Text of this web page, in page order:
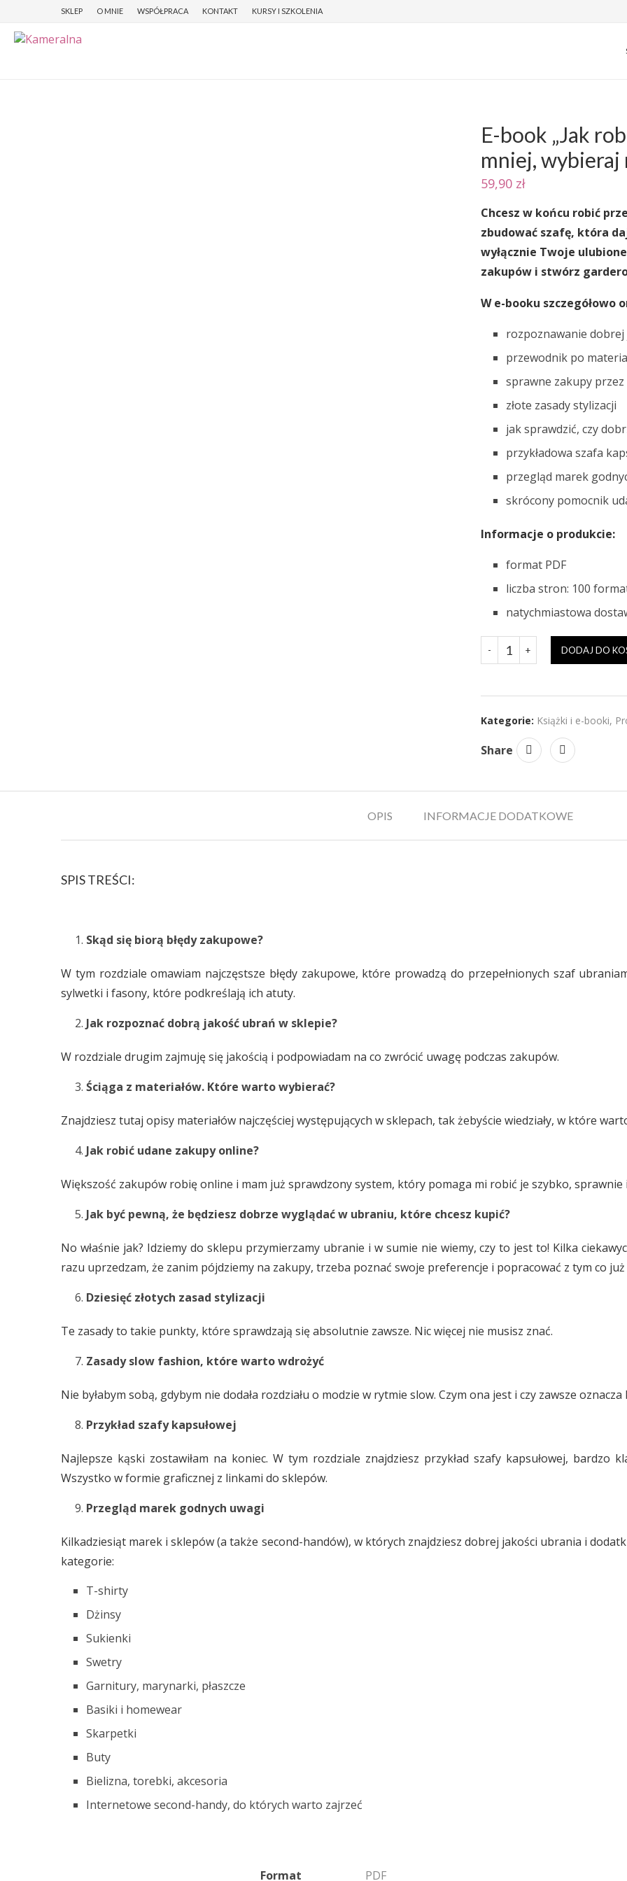
SKLEP O MNIE WSPÓŁPRACA KONTAKT KURSY I SZKOLENIA
E-book „Jak
mniej, wybieraj
59,90 zł
Chcesz w końcu robić
zbudować szafę, która
wyłącznie Twoje
zakupów i stwórz
W e-booku
rozpoznawanie
przewodnik po
sprawne zakupy
złote zasady stylizacji
jak sprawdzić, czy
przykładowa szafa
przegląd marek
skrócony pomocnik
Informacje o produkcie:
format PDF
liczba stron: 100
natychmiastowa
DODAJ DO
Kategorie: Książki i e-booki,
Share
OPIS INFORMACJE DODATKOWE
SPIS TREŚCI:
Skąd się biorą błędy zakupowe?
W tym rozdziale omawiam najczęstsze błędy zakupowe, które prowadzą do przepełnionych szaf
sylwetki i fasony, które podkreślają ich atuty.
Jak rozpoznać dobrą jakość ubrań w sklepie?
W rozdziale drugim zajmuję się jakością i podpowiadam na co zwrócić uwagę podczas zakupów.
Ściąga z materiałów. Które warto wybierać?
Znajdziesz tutaj opisy materiałów najczęściej występujących w sklepach, tak żebyście wiedziały, w które
Jak robić udane zakupy online?
Większość zakupów robię online i mam już sprawdzony system, który pomaga mi robić je szybko, sprawnie
Jak być pewną, że będziesz dobrze wyglądać w ubraniu, które chcesz kupić?
No właśnie jak? Idziemy do sklepu przymierzamy ubranie i w sumie nie wiemy, czy to jest to! Kilka
razu uprzedzam, że zanim pójdziemy na zakupy, trzeba poznać swoje preferencje i popracować z tym co już
Dziesięć złotych zasad stylizacji
Te zasady to takie punkty, które sprawdzają się absolutnie zawsze. Nic więcej nie musisz znać.
Zasady slow fashion, które warto wdrożyć
Nie byłabym sobą, gdybym nie dodała rozdziału o modzie w rytmie slow. Czym ona jest i czy zawsze
Przykład szafy kapsułowej
Najlepsze kąski zostawiłam na koniec. W tym rozdziale znajdziesz przykład szafy kapsułowej, bardzo
Wszystko w formie graficznej z linkami do sklepów.
Przegląd marek godnych uwagi
Kilkadziesiąt marek i sklepów (a także second-handów), w których znajdziesz dobrej jakości ubrania i
kategorie:
T-shirty
Dżinsy
Sukienki
Swetry
Garnitury, marynarki, płaszcze
Basiki i homewear
Skarpetki
Buty
Bielizna, torebki, akcesoria
Internetowe second-handy, do których warto zajrzeć
Format PDF